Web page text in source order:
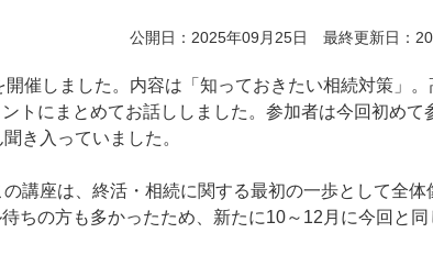
公開日：2025年09月25日 最終更新日：
催しました。内容は「知っておきたい相続対策」
トにまとめてお話ししました。参加者は今回初めて
き入っていました。
講座は、終活・相続に関する最初の一歩として全体
ちの方も多かったため、新たに10～12月に今回と